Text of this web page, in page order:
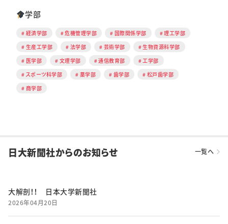
学部
経済学部 危機管理学部 国際関係学部
理工学部
生産工学部
法学部 芸術学部
生物資源科学部
医学部
文理学部 通信教育部
工学部
スポーツ科学部
薬学部 歯学部
松戸歯学部
商学部
日大新聞社からのお知らせ 一覧へ
大解剖！！ 日本大学新聞社
2026年04月20日